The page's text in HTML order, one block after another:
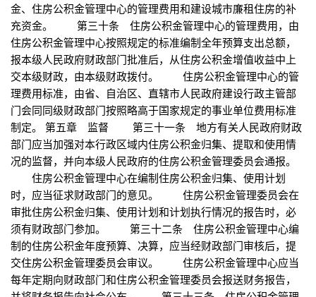
金、住房公积金管理中心的管理费用和建设城市廉租住房的补
充资金。 第三十条 住房公积金管理中心的管理费用，由
住房公积金管理中心按照规定的标准编制全年预算支出总额，
报本级人民政府财政部门批准后，从住房公积金增值收益中上
交本级财政，由本级财政拨付。 住房公积金管理中心的管
理费用标准，由省、自治区、直辖市人民政府建设行政主管部
门会同同级财政部门按照略高于国家规定的事业单位费用标准
制定。 第五章 监督 第三十一条 地方有关人民政府财政
部门应当加强对本行政区域内住房公积金归集、提取和使用情
况的监督，并向本级人民政府的住房公积金管理委员会通报。
住房公积金管理中心在编制住房公积金归集、使用计划
时，应当征求财政部门的意见。 住房公积金管理委员会在
审批住房公积金归集、使用计划和计划执行情况的报告时，必
须有财政部门参加。 第三十二条 住房公积金管理中心编
制的住房公积金年度预算、决算，应当经财政部门审核后，提
交住房公积金管理委员会审议。 住房公积金管理中心应当
每年定期向财政部门和住房公积金管理委员会报送财务报告，